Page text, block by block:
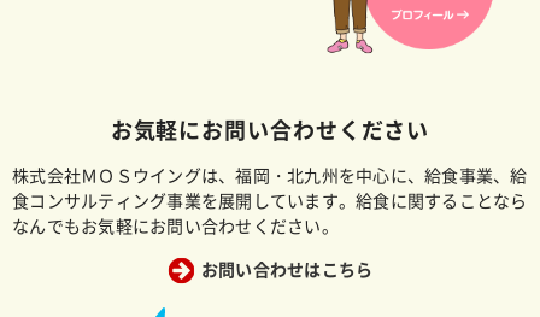
お気軽にお問い合わせください
株式会社ＭＯＳウイングは、福岡・北九州を中心に、給食事業、給
食コンサルティング事業を展開しています。給食に関することなら
なんでもお気軽にお問い合わせください。
お問い合わせはこちら